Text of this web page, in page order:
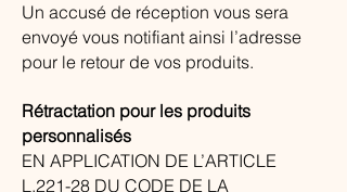
Un accusé de réception vous sera
envoyé vous notifiant ainsi l’adresse
pour le retour de vos produits.
Rétractation pour les produits
personnalisés
EN APPLICATION DE L’ARTICLE
L.221-28 DU CODE DE LA